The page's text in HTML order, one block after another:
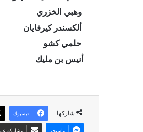
وهبي الخزري
ألكسندر كيرفايان
حلمي كشو
أنيس بن مليك
شاركها فيسبوك
ماسنجر مشاركة عبر